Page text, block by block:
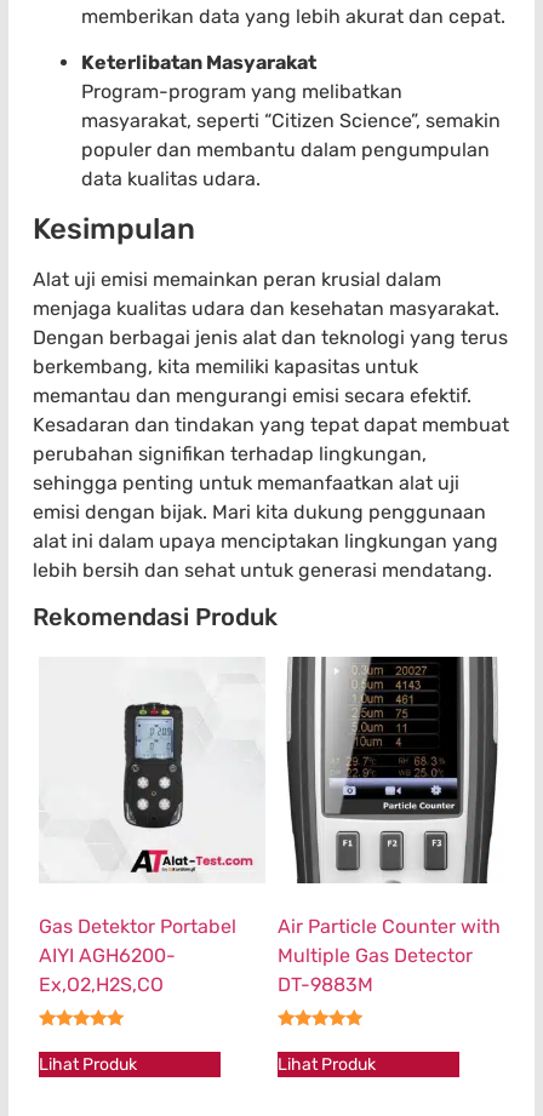
memberikan data yang lebih akurat dan cepat.
Keterlibatan Masyarakat
Program-program yang melibatkan
masyarakat, seperti “Citizen Science”, semakin
populer dan membantu dalam pengumpulan
data kualitas udara.
Kesimpulan
Alat uji emisi memainkan peran krusial dalam
menjaga kualitas udara dan kesehatan masyarakat.
Dengan berbagai jenis alat dan teknologi yang terus
berkembang, kita memiliki kapasitas untuk
memantau dan mengurangi emisi secara efektif.
Kesadaran dan tindakan yang tepat dapat membuat
perubahan signifikan terhadap lingkungan,
sehingga penting untuk memanfaatkan alat uji
emisi dengan bijak. Mari kita dukung penggunaan
alat ini dalam upaya menciptakan lingkungan yang
lebih bersih dan sehat untuk generasi mendatang.
Rekomendasi Produk
Gas Detektor Portabel
AIYI AGH6200-
Ex,O2,H2S,CO
Lihat Produk
Air Particle Counter with
Multiple Gas Detector
DT-9883M
Lihat Produk